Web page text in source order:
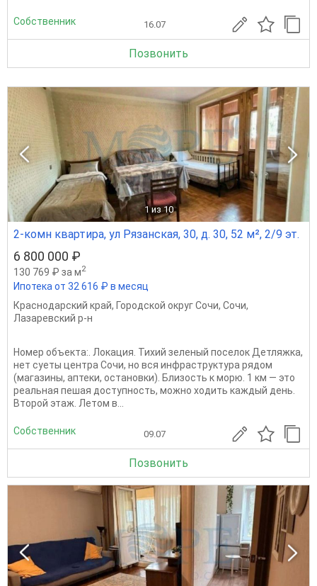
Собственник 16.07
Позвонить
1 из 10
2-комн квартира, ул Рязанская, 30, д. 30, 52 м², 2/9 эт.
6 800 000 ₽
130 769 ₽ за м2
Ипотека от 32 616 ₽ в месяц
Краснодарский край, Городской округ Сочи, Сочи,
Лазаревский р-н
Номер объекта:. Локация. Тихий зеленый поселок Детляжка,
нет суеты центра Сочи, но вся инфраструктура рядом
(магазины, аптеки, остановки). Близость к морю. 1 км — это
реальная пешая доступность, можно ходить каждый день.
Второй этаж. Летом в...
Собственник 09.07
Позвонить